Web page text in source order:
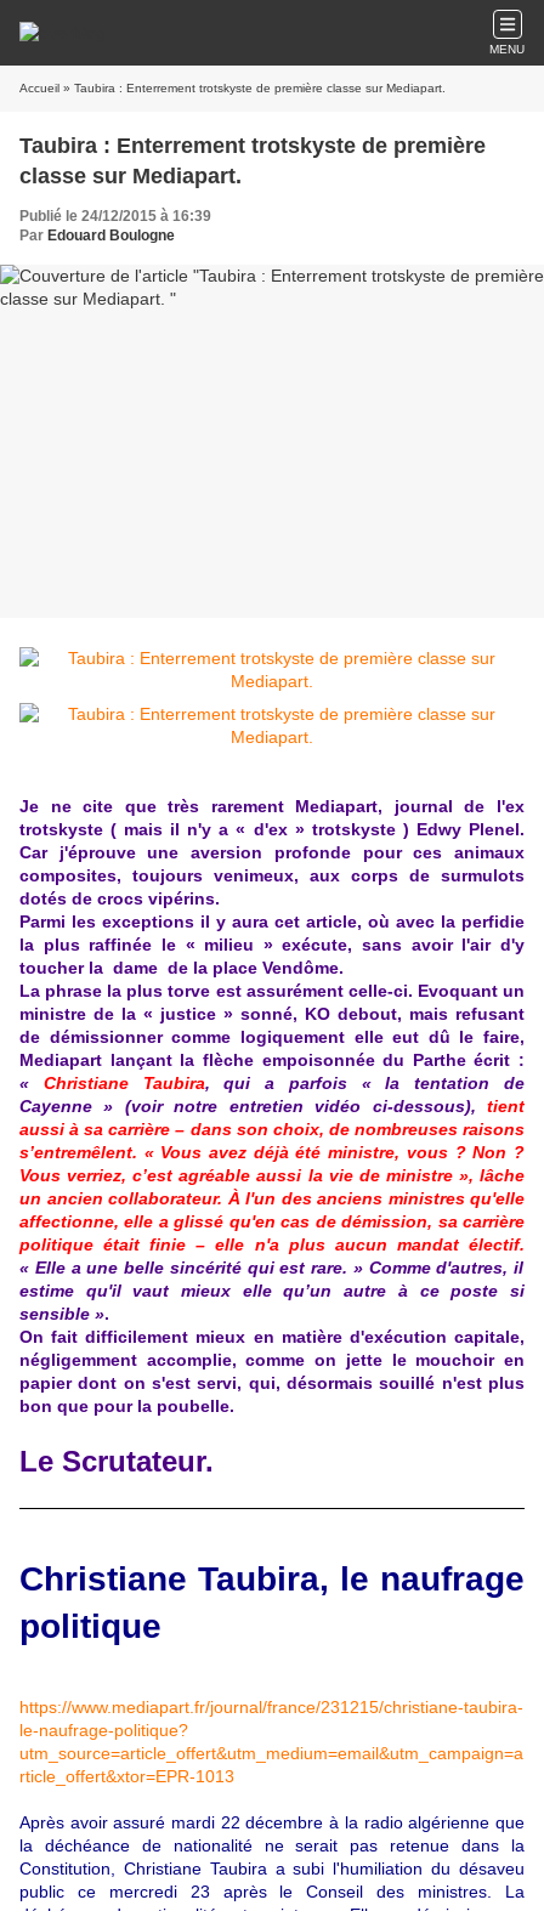
MENU
Accueil » Taubira : Enterrement trotskyste de première classe sur Mediapart.
Taubira : Enterrement trotskyste de première
classe sur Mediapart.
Publié le 24/12/2015 à 16:39
Par Edouard Boulogne
Je ne cite que très rarement Mediapart, journal de l'ex
trotskyste ( mais il n'y a « d'ex » trotskyste ) Edwy Plenel.
Car j'éprouve une aversion profonde pour ces animaux
composites, toujours venimeux, aux corps de surmulots
dotés de crocs vipérins.
Parmi les exceptions il y aura cet article, où avec la perfidie
la plus raffinée le « milieu » exécute, sans avoir l'air d'y
toucher la dame de la place Vendôme.
La phrase la plus torve est assurément celle-ci. Evoquant un
ministre de la « justice » sonné, KO debout, mais refusant
de démissionner comme logiquement elle eut dû le faire,
Mediapart lançant la flèche empoisonnée du Parthe écrit :
« Christiane Taubira, qui a parfois « la tentation de
Cayenne » (voir notre entretien vidéo ci-dessous), tient
aussi à sa carrière – dans son choix, de nombreuses raisons
s’entremêlent. « Vous avez déjà été ministre, vous ? Non ?
Vous verriez, c’est agréable aussi la vie de ministre », lâche
un ancien collaborateur. À l'un des anciens ministres qu'elle
affectionne, elle a glissé qu'en cas de démission, sa carrière
politique était finie – elle n'a plus aucun mandat électif.
« Elle a une belle sincérité qui est rare. » Comme d'autres, il
estime qu'il vaut mieux elle qu’un autre à ce poste si
sensible ».
On fait difficilement mieux en matière d'exécution capitale,
négligemment accomplie, comme on jette le mouchoir en
papier dont on s'est servi, qui, désormais souillé n'est plus
bon que pour la poubelle.
Le Scrutateur.
Christiane Taubira, le naufrage
politique
https://www.mediapart.fr/journal/france/231215/christiane-taubira-
le-naufrage-politique?
utm_source=article_offert&utm_medium=email&utm_campaign=a
rticle_offert&xtor=EPR-1013
Après avoir assuré mardi 22 décembre à la radio algérienne que
la déchéance de nationalité ne serait pas retenue dans la
Constitution, Christiane Taubira a subi l'humiliation du désaveu
public ce mercredi 23 après le Conseil des ministres. La